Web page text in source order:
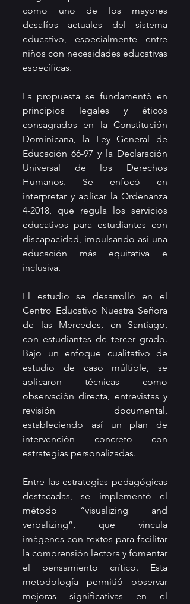
como uno de los mayores
desafíos actuales del sistema
educativo, especialmente entre
niños con necesidades educativas
específicas.
La propuesta se fundamentó en
principios legales y éticos
consagrados en la Constitución
Dominicana, la Ley General de
Educación 66-97 y la Declaración
Universal de los Derechos
Humanos. Se enfocó en
interpretar y aplicar la Ordenanza
4-2018, que regula los servicios
educativos para estudiantes con
discapacidad, impulsando así una
educación más equitativa e
inclusiva.
El estudio se desarrolló en el
Centro Educativo Nuestra Señora
de las Mercedes, en Santiago,
con estudiantes de tercer grado.
Bajo un enfoque cualitativo de
estudio de caso múltiple, se
aplicaron técnicas como
observación directa, entrevistas y
revisión documental,
estableciendo así un plan de
intervención concreto con
estrategias personalizadas.
Entre las estrategias pedagógicas
destacadas, se implementó el
método “visualizing and
verbalizing”, que vincula
imágenes con textos para facilitar
la comprensión lectora y fomentar
el pensamiento crítico. Esta
metodología permitió observar
mejoras significativas en el